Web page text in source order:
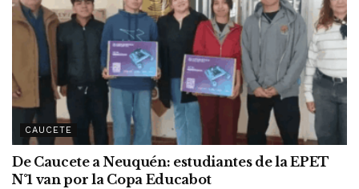
CAUCETE
De Caucete a Neuquén: estudiantes de la EPET
N°1 van por la Copa Educabot